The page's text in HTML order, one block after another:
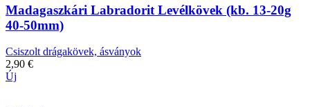
Madagaszkári Labradorit Levélkövek (kb. 13-20g
40-50mm)
Csiszolt drágakövek, ásványok
2,90 €
Új